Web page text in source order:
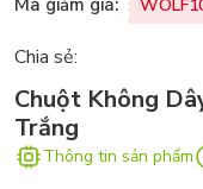
Mã giảm giá:
Chia sẻ:
Chuột Không
Trắng
Thông tin sản phẩm